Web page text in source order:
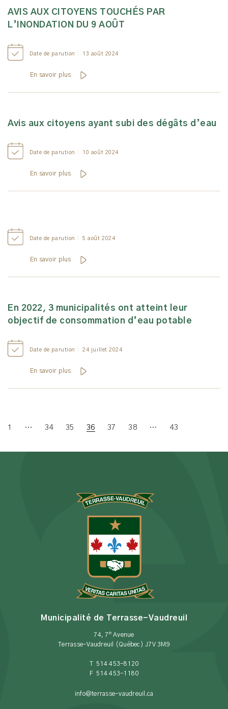
AVIS AUX CITOYENS TOUCHÉS PAR
L’INONDATION DU 9 AOÛT
Date de parution : 13 août 2024
En savoir plus
Avis aux citoyens ayant subi des dégâts d’eau
Date de parution : 10 août 2024
En savoir plus
Date de parution :5 août 2024
En savoir plus
En 2022, 3 municipalités ont atteint leur
objectif de consommation d’eau potable
Date de parution :24 juillet 2024
En savoir plus
1 … 34 35 36 37 38 … 43
Municipalité de Terrasse-Vaudreuil
74, 7 eAvenue
Terrasse-Vaudreuil (Québec) J7V 3M9
T 514 453-8120
F 514 453-1180
info@terrasse-vaudreuil.ca